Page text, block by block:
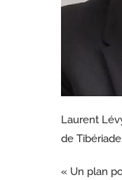
Laurent
de
« Un plan